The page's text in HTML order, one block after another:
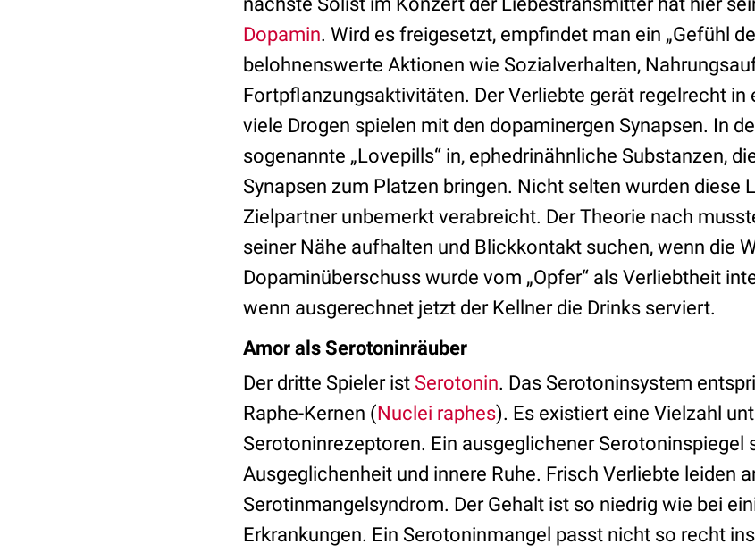
Dopamin. Wird es freigesetzt, empfindet man ein „Gefühl
belohnenswerte Aktionen wie Sozialverhalten,
Fortpflanzungsaktivitäten. Der Verliebte gerät regelrecht in
viele Drogen spielen mit den dopaminergen Synapsen. In
sogenannte „Lovepills“ in, ephedrinähnliche Substanzen,
Synapsen zum Platzen bringen. Nicht selten wurden diese
Zielpartner unbemerkt verabreicht. Der Theorie nach
seiner Nähe aufhalten und Blickkontakt suchen, wenn die
Dopaminüberschuss wurde vom „Opfer“ als Verliebtheit
wenn ausgerechnet jetzt der Kellner die Drinks serviert.
Amor als Serotoninräuber
Der dritte Spieler ist Serotonin. Das Serotoninsystem
Raphe-Kernen (Nuclei raphes). Es existiert eine Vielzahl
Serotoninrezeptoren. Ein ausgeglichener Serotoninspiegel
Ausgeglichenheit und innere Ruhe. Frisch Verliebte leiden
Serotinmangelsyndrom. Der Gehalt ist so niedrig wie bei
Erkrankungen. Ein Serotoninmangel passt nicht so recht